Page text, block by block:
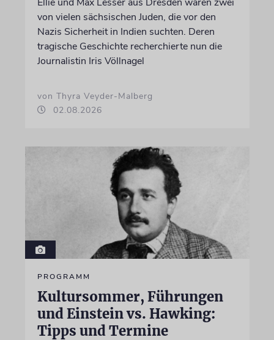
von vielen sächsischen Juden, die vor den
Nazis Sicherheit in Indien suchten. Deren
tragische Geschichte recherchierte nun die
Journalistin Iris Völlnagel
von Thyra Veyder-Malberg
02.08.2026
PROGRAMM
Kultursommer, Führungen
und Einstein vs. Hawking:
Tipps und Termine